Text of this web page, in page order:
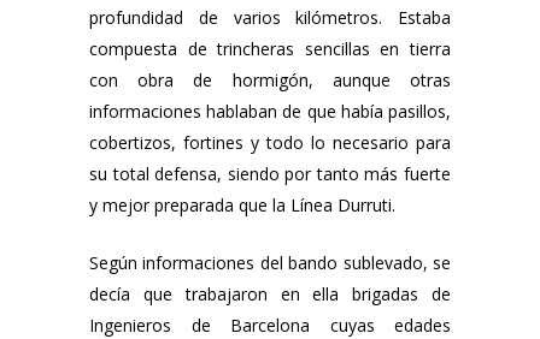
profundidad de varios kilómetros. Estaba
compuesta de trincheras sencillas en tierra
con obra de hormigón, aunque otras
informaciones hablaban de que había pasillos,
cobertizos, fortines y todo lo necesario para
su total defensa, siendo por tanto más fuerte
y mejor preparada que la Línea Durruti.
Según informaciones del bando sublevado, se
decía que trabajaron en ella brigadas de
Ingenieros de Barcelona cuyas edades